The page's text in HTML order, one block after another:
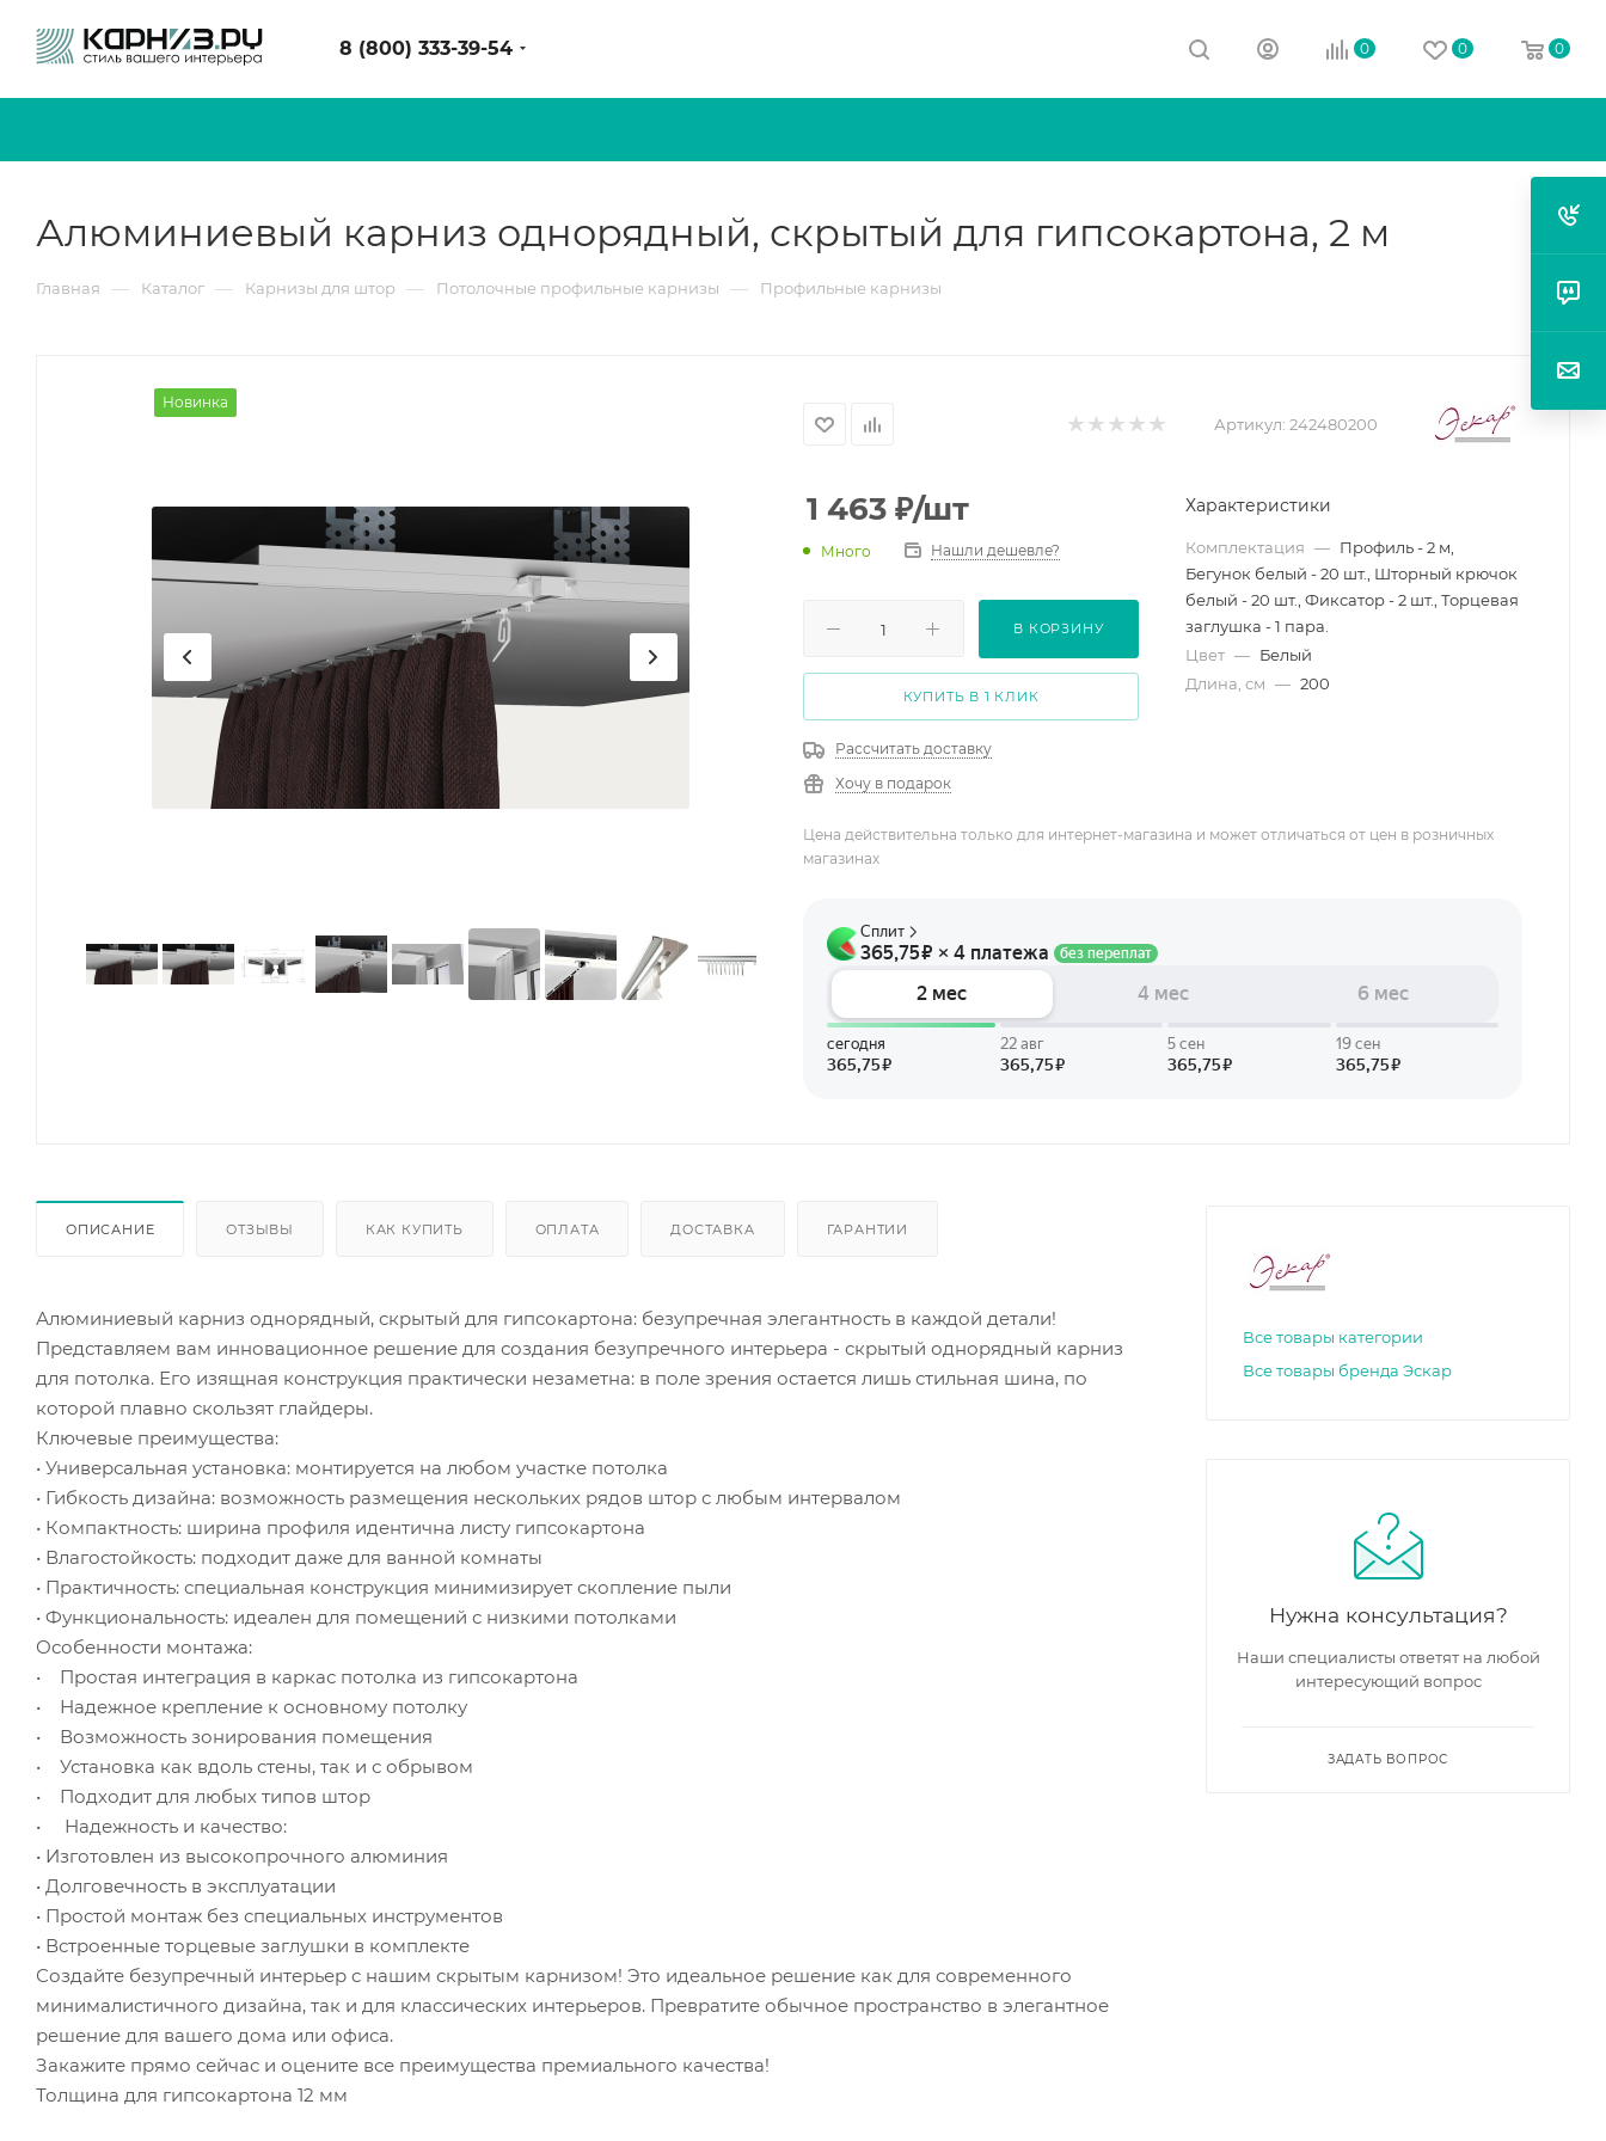
8 (800) 333-39-54 0 0 0
Алюминиевый карниз однорядный, скрытый для гипсокартона, 2 м
Главная — Каталог — Карнизы для штор — Потолочные профильные карнизы — Профильные карнизы
Новинка
Артикул: 242480200
1 463 ₽/шт
Много Нашли дешевле?
В КОРЗИНУ
КУПИТЬ В 1 КЛИК
Рассчитать доставку
Хочу в подарок
Характеристики
Комплектация — Профиль - 2 м,
Бегунок белый - 20 шт., Шторный крючок
белый - 20 шт., Фиксатор - 2 шт., Торцевая
заглушка - 1 пара.
Цвет — Белый
Длина, см — 200
Цена действительна только для интернет-магазина и может отличаться от цен в розничных
магазинах
ОПИСАНИЕ ОТЗЫВЫ КАК КУПИТЬ ОПЛАТА ДОСТАВКА ГАРАНТИИ
Алюминиевый карниз однорядный, скрытый для гипсокартона: безупречная элегантность в каждой детали!
Представляем вам инновационное решение для создания безупречного интерьера - скрытый однорядный карниз
для потолка. Его изящная конструкция практически незаметна: в поле зрения остается лишь стильная шина, по
которой плавно скользят глайдеры.
Ключевые преимущества:
• Универсальная установка: монтируется на любом участке потолка
• Гибкость дизайна: возможность размещения нескольких рядов штор с любым интервалом
• Компактность: ширина профиля идентична листу гипсокартона
• Влагостойкость: подходит даже для ванной комнаты
• Практичность: специальная конструкция минимизирует скопление пыли
• Функциональность: идеален для помещений с низкими потолками
Особенности монтажа:
• Простая интеграция в каркас потолка из гипсокартона
• Надежное крепление к основному потолку
• Возможность зонирования помещения
• Установка как вдоль стены, так и с обрывом
• Подходит для любых типов штор
• Надежность и качество:
• Изготовлен из высокопрочного алюминия
• Долговечность в эксплуатации
• Простой монтаж без специальных инструментов
• Встроенные торцевые заглушки в комплекте
Создайте безупречный интерьер с нашим скрытым карнизом! Это идеальное решение как для современного
минималистичного дизайна, так и для классических интерьеров. Превратите обычное пространство в элегантное
решение для вашего дома или офиса.
Закажите прямо сейчас и оцените все преимущества премиального качества!
Толщина для гипсокартона 12 мм
Все товары категории
Все товары бренда Эскар
Нужна консультация?
Наши специалисты ответят на любой
интересующий вопрос
ЗАДАТЬ ВОПРОС